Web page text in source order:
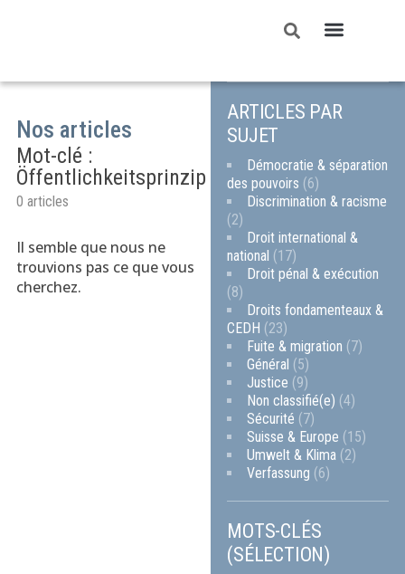
Nos articles
Mot-clé :
Öffentlichkeitsprinzip
0 articles
Il semble que nous ne
trouvions pas ce que vous
cherchez.
ARTICLES PAR
SUJET
Démocratie & séparation
des pouvoirs (6)
Discrimination & racisme
(2)
Droit international &
national (17)
Droit pénal & exécution
(8)
Droits fondamenteaux &
CEDH (23)
Fuite & migration (7)
Général (5)
Justice (9)
Non classifié(e) (4)
Sécurité (7)
Suisse & Europe (15)
Umwelt & Klima (2)
Verfassung (6)
MOTS-CLÉS
(SÉLECTION)